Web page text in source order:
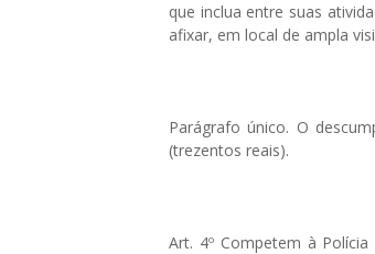
que inclua entre suas
afixar, em local de ampla
Parágrafo único. O
(trezentos reais).
Art. 4º Competem à